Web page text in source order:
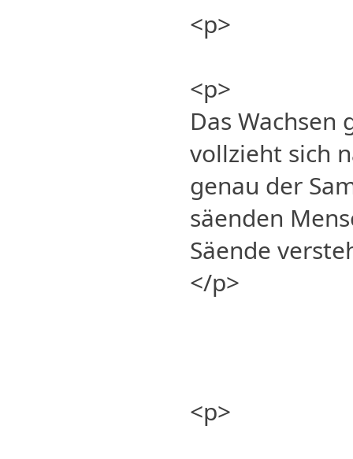
<p>
<p>
Das Wachsen
vollzieht sich
genau der
säenden
Säende
</p>
<p>